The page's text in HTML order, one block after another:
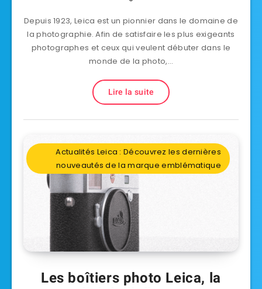
Depuis 1923, Leica est un pionnier dans le domaine de
la photographie. Afin de satisfaire les plus exigeants
photographes et ceux qui veulent débuter dans le
monde de la photo,…
Lire la suite
Actualités Leica : Découvrez les dernières
nouveautés de la marque emblématique
Les boîtiers photo Leica, la